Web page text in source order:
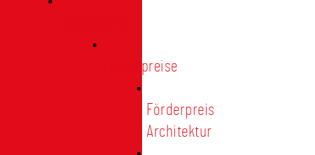
Förderpreise
Förderpreis
Architektur